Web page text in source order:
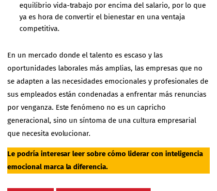
equilibrio vida-trabajo por encima del salario, por lo que
ya es hora de convertir el bienestar en una ventaja
competitiva.
En un mercado donde el talento es escaso y las
oportunidades laborales más amplias, las empresas que no
se adapten a las necesidades emocionales y profesionales de
sus empleados están condenadas a enfrentar más renuncias
por venganza. Este fenómeno no es un capricho
generacional, sino un síntoma de una cultura empresarial
que necesita evolucionar.
Le podría interesar leer sobre cómo liderar con inteligencia
emocional marca la diferencia.